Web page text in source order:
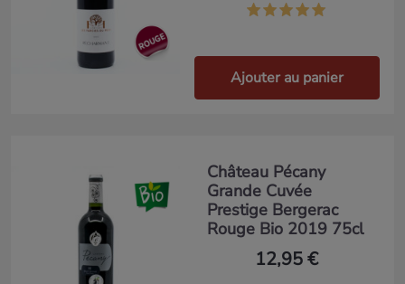
Ajouter au panier
Château Pécany
Grande Cuvée
Prestige Bergerac
Rouge Bio 2019 75cl
12,95 €